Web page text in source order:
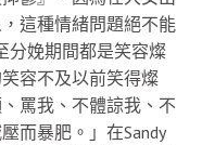
這種情緒問題絕不能
分娩期間都是笑容燦
容不及以前笑得燦
罵我、不體諒我、不
而暴肥。」在Sandy